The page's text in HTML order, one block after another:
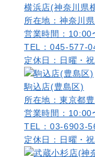
横浜店(神奈川県
所在地：神奈川
営業時間：10:00
TEL：045-577-
定休日：日曜・
駒込店(豊島区)
所在地：東京都
営業時間：10:00
TEL：03-6903-
定休日：日曜・